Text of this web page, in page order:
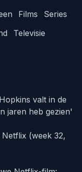
Films
Series
Televisie
valt in de
jaren heb gezien'
(week 32,